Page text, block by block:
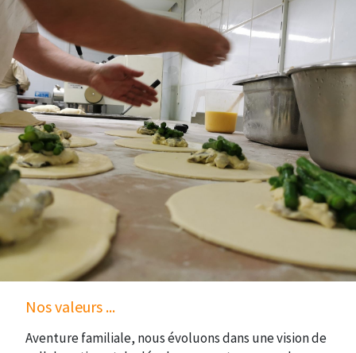
Nos valeurs ...
Aventure familiale, nous évoluons dans une vision de